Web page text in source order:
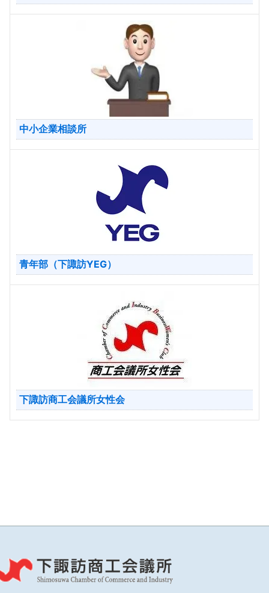
中小企業相談所
青年部（下諏訪YEG）
下諏訪商工会議所女性会